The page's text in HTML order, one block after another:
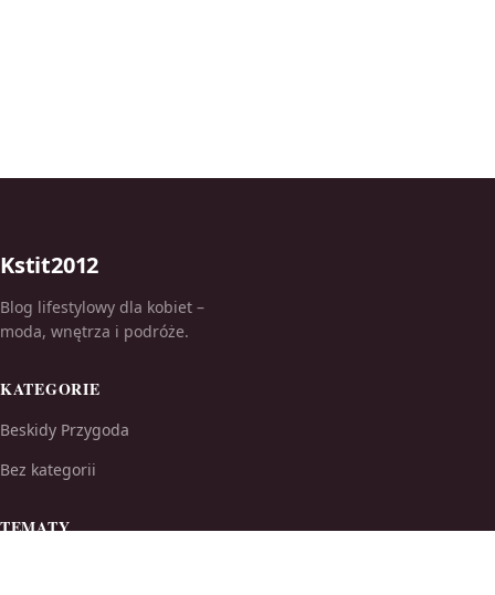
Kstit2012
Blog lifestylowy dla kobiet –
moda, wnętrza i podróże.
KATEGORIE
Beskidy Przygoda
Bez kategorii
TEMATY